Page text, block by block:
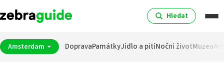
Hledat
Amsterdam DopravaPamátkyJídlo a pitíNoční životMuzea